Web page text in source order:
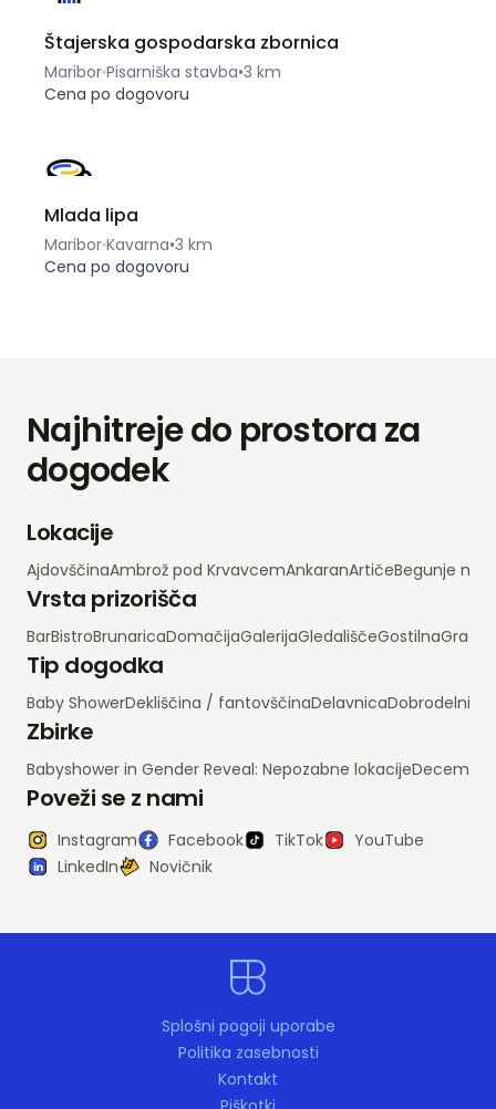
Štajerska gospodarska zbornica
Maribor Pisarniška stavba•3 km
Cena po dogovoru
Mlada lipa
Maribor Kavarna•3 km
Cena po dogovoru
Najhitreje do prostora za
dogodek
Lokacije
AjdovščinaAmbrož pod KrvavcemAnkaranArtičeBegunje na
Vrsta prizorišča
BarBistroBrunaricaDomačijaGalerijaGledališčeGostilnaGrad
Tip dogodka
Baby ShowerDekliščina / fantovščinaDelavnicaDobrodelni
Zbirke
Babyshower in Gender Reveal: Nepozabne lokacije
Poveži se z nami
Instagram Facebook TikTok
YouTube
LinkedIn
Novičnik
Splošni pogoji uporabe
Politika zasebnosti
Kontakt